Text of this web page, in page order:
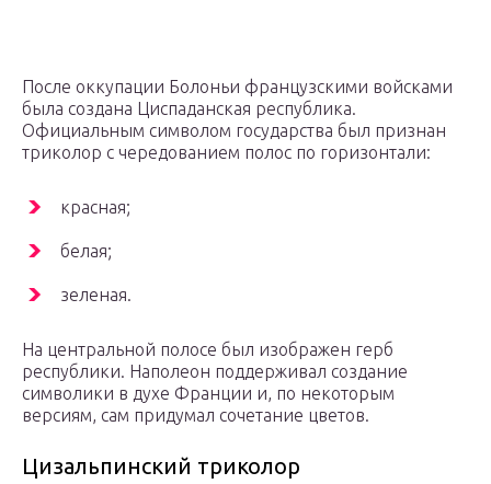
После оккупации Болоньи французскими войсками
была создана Циспаданская республика.
Официальным символом государства был признан
триколор с чередованием полос по горизонтали:
красная;
белая;
зеленая.
На центральной полосе был изображен герб
республики. Наполеон поддерживал создание
символики в духе Франции и, по некоторым
версиям, сам придумал сочетание цветов.
Цизальпинский триколор